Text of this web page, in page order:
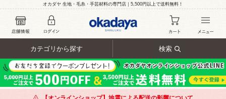
オカダヤ 生地・毛糸・手芸材料の専門店｜5,500円以上で送料無料！
カテゴリから探す 検索